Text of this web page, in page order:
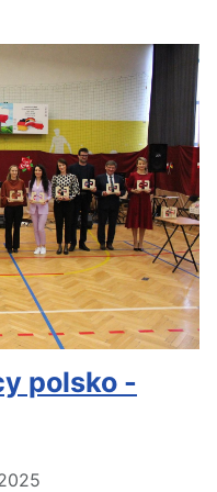
polsko -